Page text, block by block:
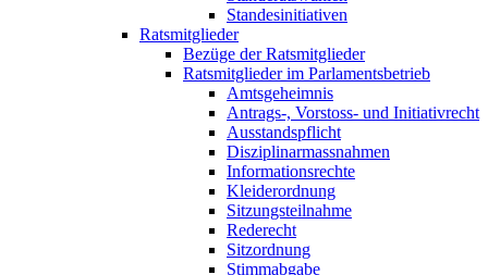
Standesinitiativen
Ratsmitglieder
Bezüge der Ratsmitglieder
Ratsmitglieder im Parlamentsbetrieb
Amtsgeheimnis
Antrags-, Vorstoss- und Initiativrecht
Ausstandspflicht
Disziplinarmassnahmen
Informationsrechte
Kleiderordnung
Sitzungsteilnahme
Rederecht
Sitzordnung
Stimmabgabe